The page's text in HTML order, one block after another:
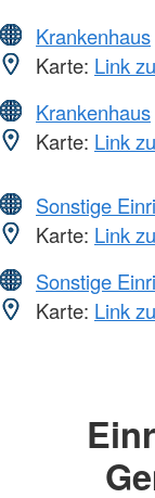
Krankenhaus
Karte: Link
Krankenhaus
Karte: Link
Sonstige
Karte: Link
Sonstige
Karte: Link